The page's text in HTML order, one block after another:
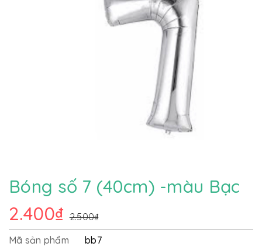
Bóng số 7 (40cm) -màu Bạc
2.400₫ 2.500₫
Mã sản phẩm
bb7